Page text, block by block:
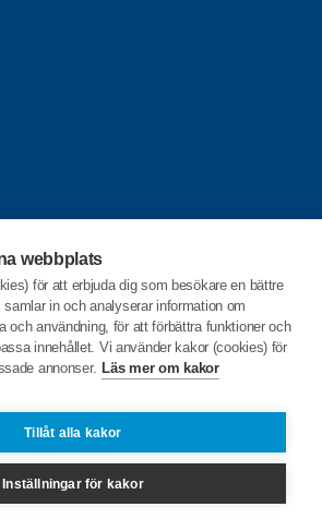
webbplats
för att erbjuda dig som besökare en bättre
in och analyserar information om
och användning, för att förbättra funktioner och
innehållet. Vi använder kakor (cookies) för
annonser. Läs mer om kakor
Tillåt alla kakor
Inställningar för kakor
förening